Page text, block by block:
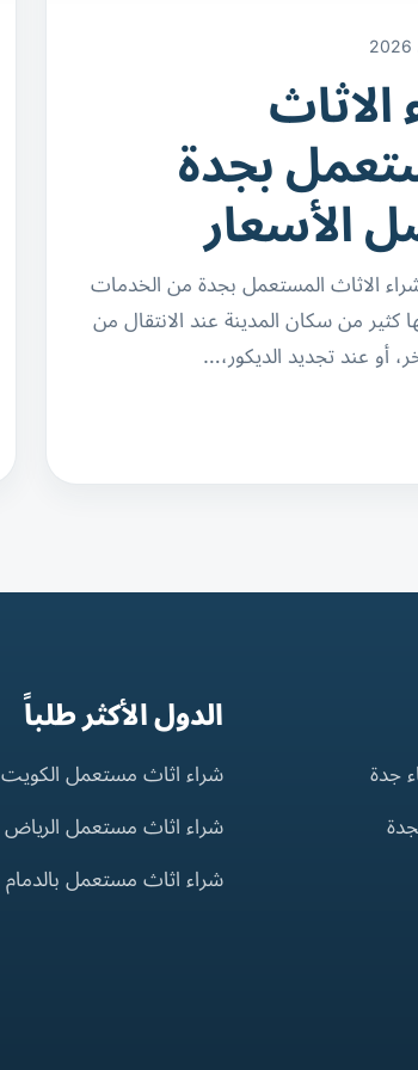
الاثاث
بجدة
الأسعار
الاثاث المستعمل بجدة من الخدمات
كثير من سكان المدينة عند الانتقال من
أو عند تجديد الديكور،…
جدة
الدول الأكثر طلباً
شراء اثاث مستعمل الكويت
شراء اثاث مستعمل الرياض
شراء اثاث مستعمل بالدمام